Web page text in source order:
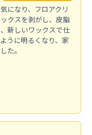
になり、フロアクリ
クスを剥がし、皮脂
新しいワックスで仕
うに明るくなり、家
た。